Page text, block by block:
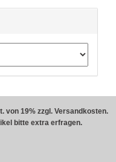
von 19% zzgl. Versandkosten.
bitte extra erfragen.